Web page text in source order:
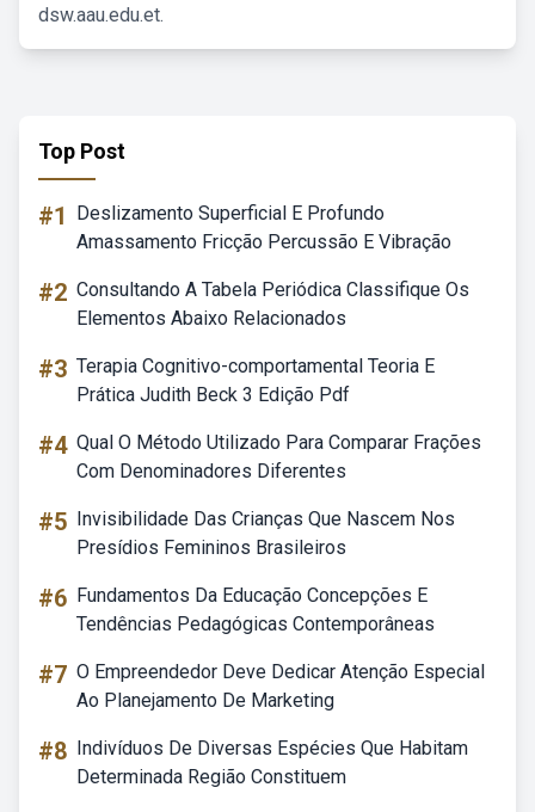
dsw.aau.edu.et.
Top Post
#1
Deslizamento Superficial E Profundo
Amassamento Fricção Percussão E Vibração
#2 Consultando A Tabela Periódica Classifique Os
Elementos Abaixo Relacionados
#3 Terapia Cognitivo-comportamental Teoria E
Prática Judith Beck 3 Edição Pdf
#4 Qual O Método Utilizado Para Comparar Frações
Com Denominadores Diferentes
#5 Invisibilidade Das Crianças Que Nascem Nos
Presídios Femininos Brasileiros
#6 Fundamentos Da Educação Concepções E
Tendências Pedagógicas Contemporâneas
#7 O Empreendedor Deve Dedicar Atenção Especial
Ao Planejamento De Marketing
#8 Indivíduos De Diversas Espécies Que Habitam
Determinada Região Constituem